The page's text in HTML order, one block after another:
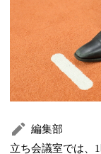
編集部
立ち会議室では、